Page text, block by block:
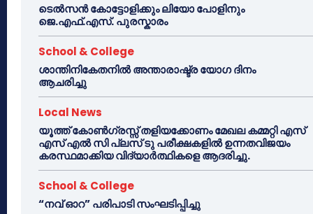
ടെൽസൻ കോട്ടോളിക്കും ലിയോ പോളിനും
ജെ.എഫ്.എസ്. പുരസ്കാരം
School & College
ശാന്തിനികേതനിൽ അന്താരാഷ്ട്ര യോഗ ദിനം
ആചരിച്ചു
Local News
യൂത്ത് കോൺഗ്രസ്സ് തളിയക്കോണം മേഖല കമ്മറ്റി എസ്
എസ് എൽ സി പ്ലസ് ടു പരീക്ഷകളിൽ ഉന്നതവിജയം
കരസ്ഥമാക്കിയ വിദ്യാർത്ഥികളെ ആദരിച്ചു.
School & College
“നവ് ഓറ” പരിപാടി സംഘടിപ്പിച്ചു